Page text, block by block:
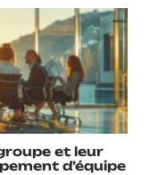
et leur
d’équipe